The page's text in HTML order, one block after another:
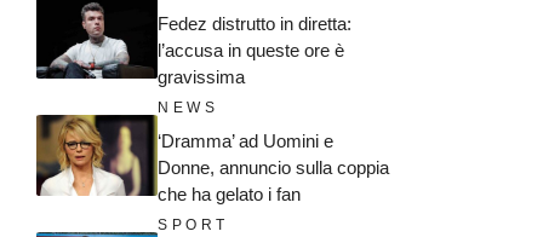
Fedez distrutto in diretta:
l’accusa in queste ore è
gravissima
NEWS
‘Dramma’ ad Uomini e
Donne, annuncio sulla coppia
che ha gelato i fan
SPORT